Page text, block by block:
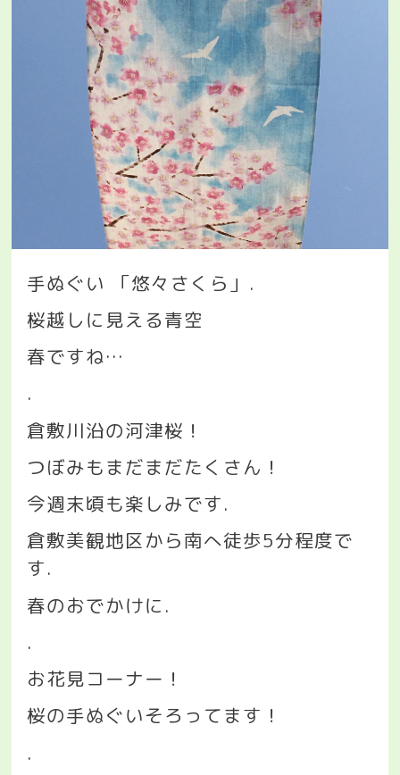
手ぬぐい 「悠々さくら」 .
桜越しに見える青空
春ですね…
.
倉敷川沿の河津桜！
つぼみもまだまだたくさん！
今週末頃も楽しみです.
倉敷美観地区から南へ徒歩5分程度で
す.
春のおでかけに .
.
お花見コーナー！
桜の手ぬぐいそろってます！
.